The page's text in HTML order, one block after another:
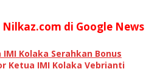
di Google News
IMI Kolaka Serahkan Bonus
Ketua IMI Kolaka Vebrianti